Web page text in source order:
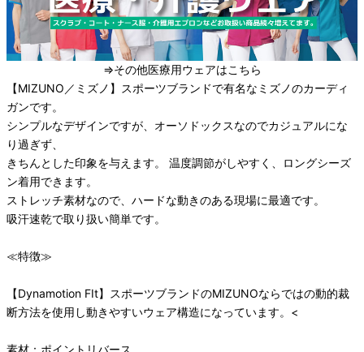
⇒その他医療用ウェアはこちら
【MIZUNO／ミズノ】スポーツブランドで有名なミズノのカーディ
ガンです。
シンプルなデザインですが、オーソドックスなのでカジュアルにな
り過ぎず、
きちんとした印象を与えます。 温度調節がしやすく、ロングシーズ
ン着用できます。
ストレッチ素材なので、ハードな動きのある現場に最適です。
吸汗速乾で取り扱い簡単です。
≪特徴≫
【Dynamotion FIt】スポーツブランドのMIZUNOならではの動的裁
断方法を使用し動きやすいウェア構造になっています。<